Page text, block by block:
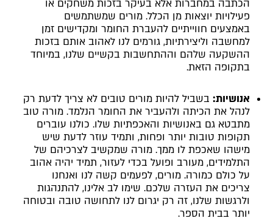
הכתבה במחברות אלא בעיקר בזכות משחקים או
פעילויות יוצאות מן הכלל. מורים שמשתמשים
באמצעים חווייתיים להעברת החומר ומקדישים זמן
למחשבה וליצירתיות, גורמים לנו לאהוב אותם בזכות
ההשקעה שלהם וההתחשבות בקשיים שלנו, במיוחד
בתקופה הזאת.
אנושיות: בשביל להיות מורים טובים לא צריך לדעת רק
לנהל את הכיתה ולהעביר את החומר הנלמד. מורה טוב
מתבטא גם באנושיות והאכפתיות שלו. כולנו עוברים
תקופות טובות יותר ופחות, ותמיד עוזר לדעת שיש
מישהו שאכפת לו ממך. מורה שמקשיב לצרכיהם של
התלמידים, מעורב ופועל בכדי לעזור, תמיד יהיה אהוב
על כולם כמורה. מורים, לפעמים קשה לנו ואנחנו
צריכים את העזרה שלכם. שימו לב אלינו, להתנהגות
ולרגשות שלנו, זה רק יגרום לנו לתחושה טובה ובטוחה
יותר בבית הספר.